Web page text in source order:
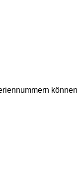
können